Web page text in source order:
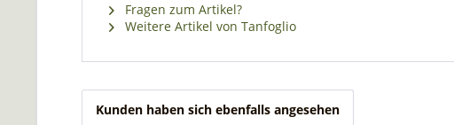
Fragen zum Artikel?
Weitere Artikel von Tanfoglio
Kunden haben sich ebenfalls angesehen